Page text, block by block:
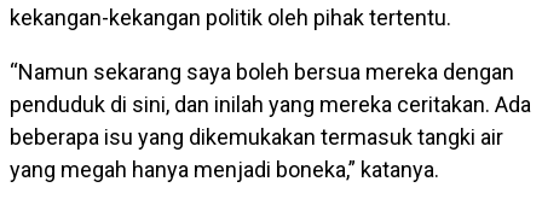
kekangan-kekangan politik oleh pihak tertentu.
“Namun sekarang saya boleh bersua mereka dengan
penduduk di sini, dan inilah yang mereka ceritakan. Ada
beberapa isu yang dikemukakan termasuk tangki air
yang megah hanya menjadi boneka,” katanya.